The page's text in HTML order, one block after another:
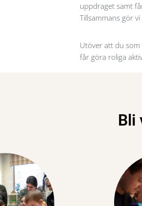
uppdraget samt
Tillsammans gör vi
Utöver att du
får göra roliga
Bli